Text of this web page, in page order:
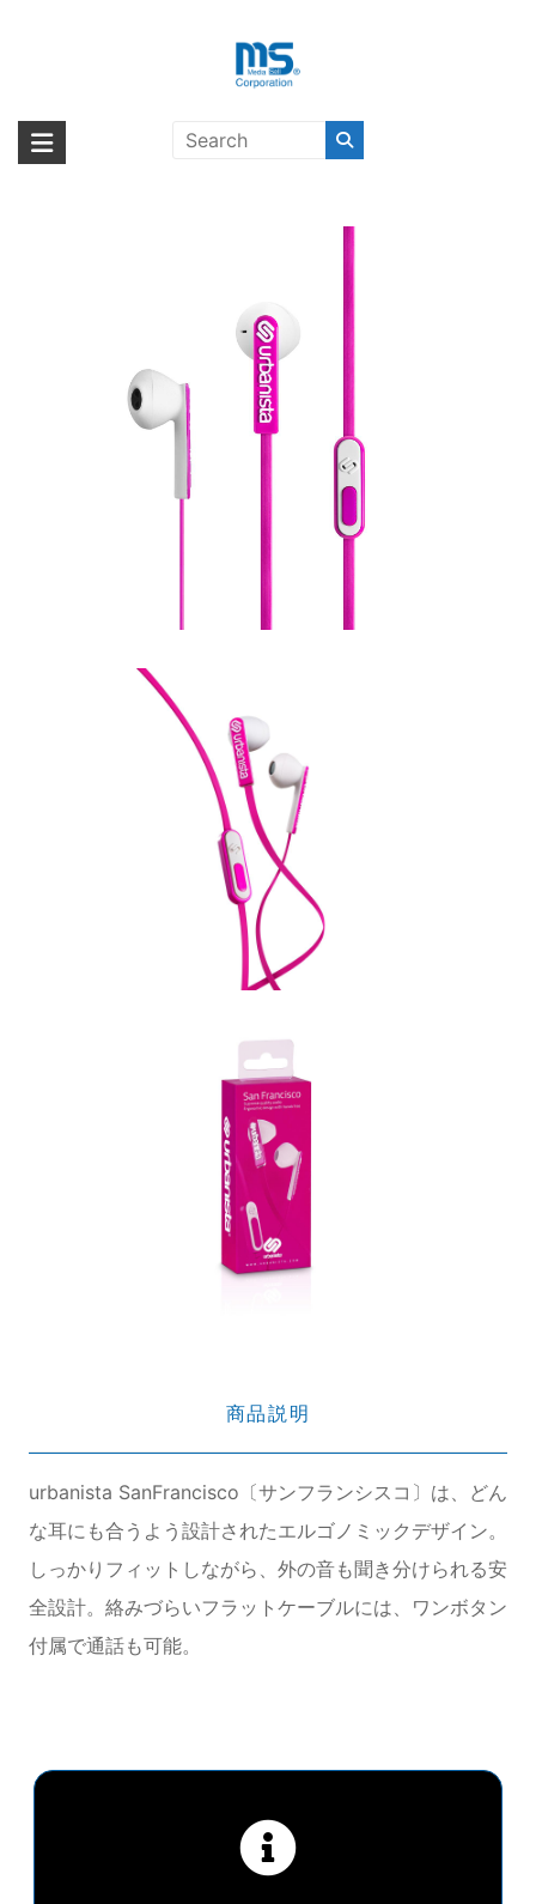
海外輸入ブランド商品｜株式会社
海外事業部が取り揃えている海外輸入商品には、日本では珍しい「海外ブ
ランド」をはじめ「ユニークな商品」「機能的な商品」「コストパフォー
Panther Pink〔アーバニスタ〕
商品説明
urbanista SanFrancisco〔サンフランシスコ〕は、どん
な耳にも合うよう設計されたエルゴノミックデザイン。
しっかりフィットしながら、外の音も聞き分けられる安
全設計。絡みづらいフラットケーブルには、ワンボタン
付属で通話も可能。